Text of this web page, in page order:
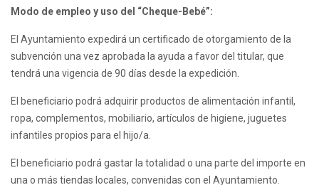
Modo de empleo y uso del “Cheque-Bebé”:
El Ayuntamiento expedirá un certificado de otorgamiento de la
subvención una vez aprobada la ayuda a favor del titular, que
tendrá una vigencia de 90 días desde la expedición.
El beneficiario podrá adquirir productos de alimentación infantil,
ropa, complementos, mobiliario, artículos de higiene, juguetes
infantiles propios para el hijo/a.
El beneficiario podrá gastar la totalidad o una parte del importe en
una o más tiendas locales, convenidas con el Ayuntamiento.